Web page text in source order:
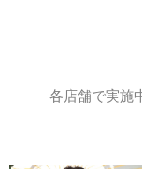
各店舗で実施